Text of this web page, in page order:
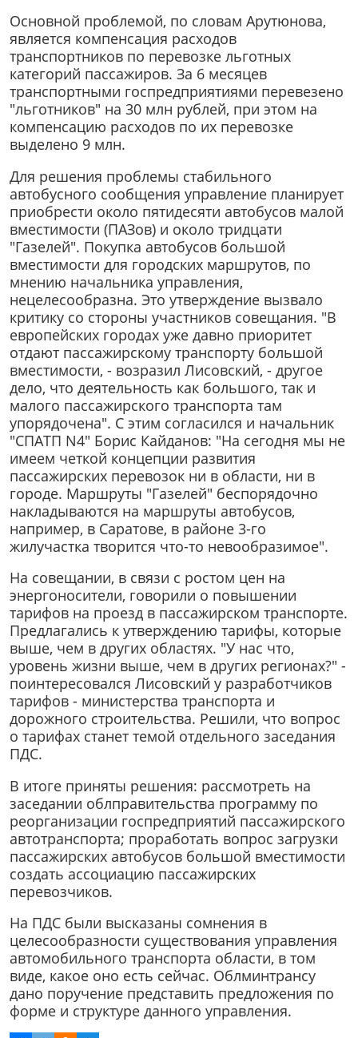
Основной проблемой, по словам Арутюнова,
является компенсация расходов
транспортников по перевозке льготных
категорий пассажиров. За 6 месяцев
транспортными госпредприятиями перевезено
"льготников" на 30 млн рублей, при этом на
компенсацию расходов по их перевозке
выделено 9 млн.
Для решения проблемы стабильного
автобусного сообщения управление планирует
приобрести около пятидесяти автобусов малой
вместимости (ПАЗов) и около тридцати
"Газелей". Покупка автобусов большой
вместимости для городских маршрутов, по
мнению начальника управления,
нецелесообразна. Это утверждение вызвало
критику со стороны участников совещания. "В
европейских городах уже давно приоритет
отдают пассажирскому транспорту большой
вместимости, - возразил Лисовский, - другое
дело, что деятельность как большого, так и
малого пассажирского транспорта там
упорядочена". С этим согласился и начальник
"СПАТП N4" Борис Кайданов: "На сегодня мы не
имеем четкой концепции развития
пассажирских перевозок ни в области, ни в
городе. Маршруты "Газелей" беспорядочно
накладываются на маршруты автобусов,
например, в Саратове, в районе 3-го
жилучастка творится что-то невообразимое".
На совещании, в связи с ростом цен на
энергоносители, говорили о повышении
тарифов на проезд в пассажирском транспорте.
Предлагались к утверждению тарифы, которые
выше, чем в других областях. "У нас что,
уровень жизни выше, чем в других регионах?" -
поинтересовался Лисовский у разработчиков
тарифов - министерства транспорта и
дорожного строительства. Решили, что вопрос
о тарифах станет темой отдельного заседания
ПДС.
В итоге приняты решения: рассмотреть на
заседании облправительства программу по
реорганизации госпредприятий пассажирского
автотранспорта; проработать вопрос загрузки
пассажирских автобусов большой вместимости
создать ассоциацию пассажирских
перевозчиков.
На ПДС были высказаны сомнения в
целесообразности существования управления
автомобильного транспорта области, в том
виде, какое оно есть сейчас. Облминтрансу
дано поручение представить предложения по
форме и структуре данного управления.